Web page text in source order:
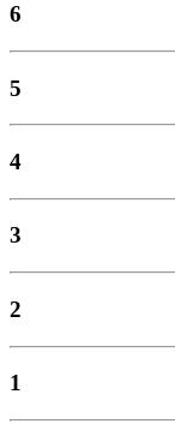
6
5
4
3
2
1